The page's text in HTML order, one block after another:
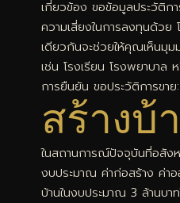
เกี่ยวข้อง ขอข้อมูลประวัติก
ความเสี่ยงในการลงทุนด้วย
เดียวกันจะช่วยให้คุณเห็นมุ
เช่น โรงเรียน โรงพยาบา
การยืนยัน ขอประวัติการขา
สร้างบ้
ในสถานการณ์ปัจจุบันที่อสัง
งบประมาณ ค่าก่อสร้าง ค่าอ
บ้านในงบประมาณ 3 ล้านบ